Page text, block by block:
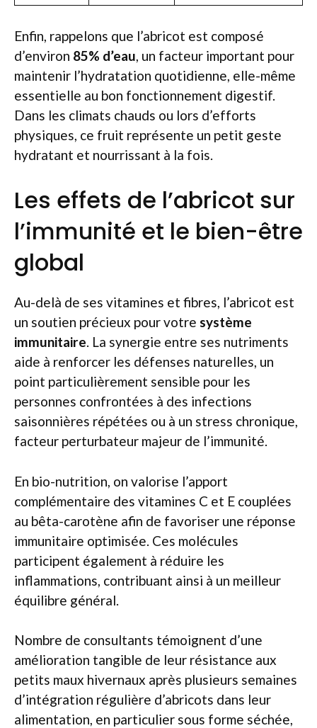
Enfin, rappelons que l’abricot est composé
d’environ 85% d’eau , un facteur important pour
maintenir l’hydratation quotidienne, elle-même
essentielle au bon fonctionnement digestif.
Dans les climats chauds ou lors d’efforts
physiques, ce fruit représente un petit geste
hydratant et nourrissant à la fois.
Les effets de l’abricot sur
l’immunité et le bien-être
global
Au-delà de ses vitamines et fibres, l’abricot est
un soutien précieux pour votre système
immunitaire. La synergie entre ses nutriments
aide à renforcer les défenses naturelles, un
point particulièrement sensible pour les
personnes confrontées à des infections
saisonnières répétées ou à un stress chronique,
facteur perturbateur majeur de l’immunité.
En bio-nutrition, on valorise l’apport
complémentaire des vitamines C et E couplées
au bêta-carotène afin de favoriser une réponse
immunitaire optimisée. Ces molécules
participent également à réduire les
inflammations, contribuant ainsi à un meilleur
équilibre général.
Nombre de consultants témoignent d’une
amélioration tangible de leur résistance aux
petits maux hivernaux après plusieurs semaines
d’intégration régulière d’abricots dans leur
alimentation, en particulier sous forme séchée,